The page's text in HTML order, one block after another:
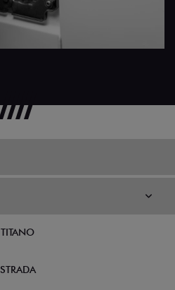
TITANO
STRADA